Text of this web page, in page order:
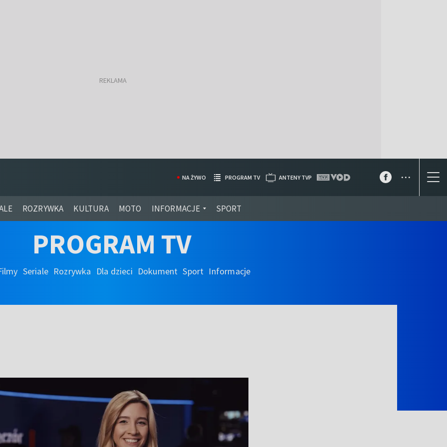
ROZRYWKA KULTURA MOTO INFORMACJE SPORT
NA ŻYWO PROGRAM TV ANTENY TVP ...
PROGRAM TV
Seriale Rozrywka Dla dzieci Dokument Sport Informacje